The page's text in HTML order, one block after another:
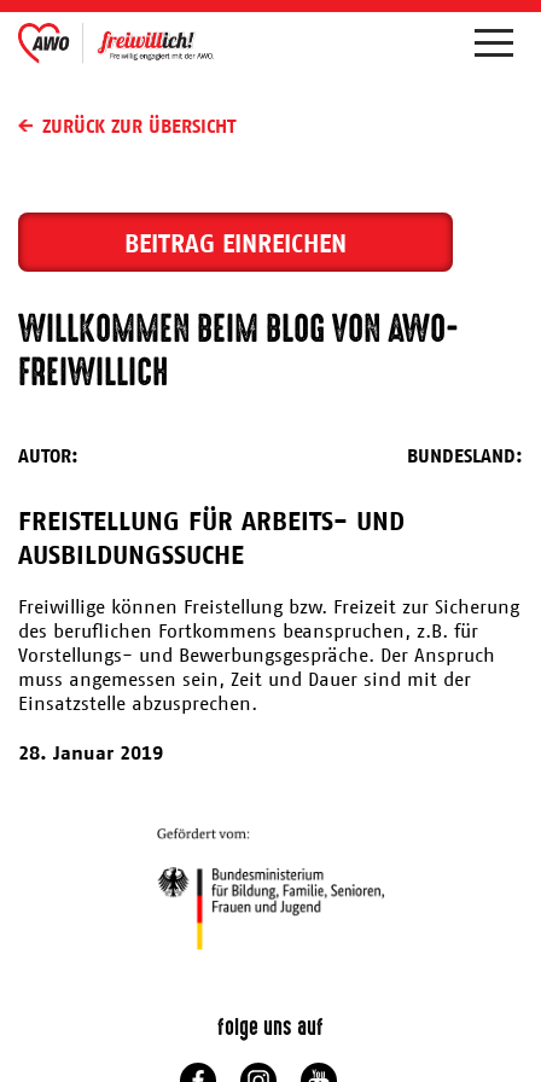
ZURÜCK ZUR ÜBERSICHT
BEITRAG EINREICHEN
WILLKOMMEN BEIM BLOG VON AWO-
FREIWILLICH
AUTOR: BUNDESLAND:
FREISTELLUNG FÜR ARBEITS- UND
AUSBILDUNGSSUCHE
Freiwillige können Freistellung bzw. Freizeit zur Sicherung
des beruflichen Fortkommens beanspruchen, z.B. für
Vorstellungs- und Bewerbungsgespräche. Der Anspruch
muss angemessen sein, Zeit und Dauer sind mit der
Einsatzstelle abzusprechen.
28. Januar 2019
folge uns auf